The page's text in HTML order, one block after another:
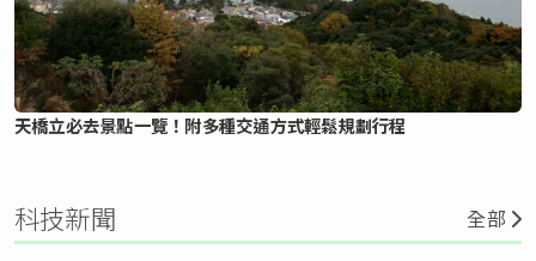
天橋立必去景點一覽！附多種交通方式輕鬆規劃行程
科技新聞 全部